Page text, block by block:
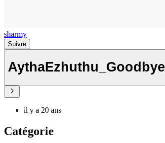
sharmy
Suivre
AythaEzhuthu_Goodbye
il y a 20 ans
Catégorie